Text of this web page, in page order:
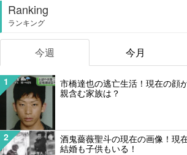
Ranking
ランキング
今週 今月
1
市橋達也の逃亡生活！現在の顔
親含む家族は？
2
酒鬼薔薇聖斗の現在の画像！現
結婚も子供もいる！